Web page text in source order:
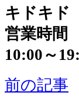
キドキド
営業時間
10:00～
前の記事